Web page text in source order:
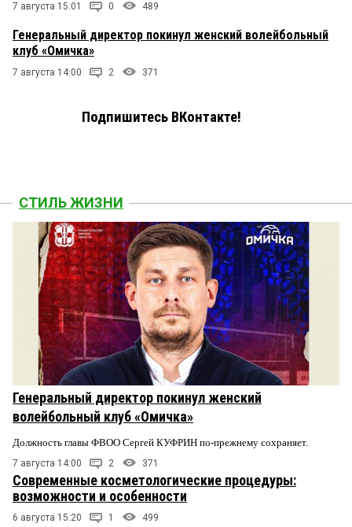
7 августа 15:01 0 489
Генеральный директор покинул женский волейбольный
клуб «Омичка»
7 августа 14:00 2 371
Подпишитесь ВКонтакте!
СТИЛЬ ЖИЗНИ
Генеральный директор покинул женский
волейбольный клуб «Омичка»
Должность главы ФВОО Сергей КУФРИН по-прежнему сохраняет.
7 августа 14:00 2 371
Современные косметологические процедуры:
возможности и особенности
6 августа 15:20 1 499